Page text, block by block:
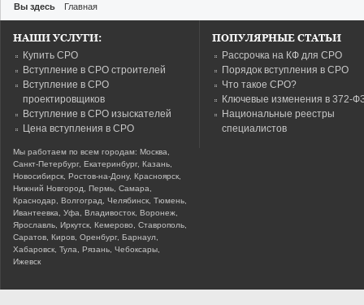
Вы здесь Главная
НАШИ УСЛУГИ:
Купить СРО
Вступление в СРО строителей
Вступление в СРО
проектировщиков
Вступление в СРО изыскателей
Цена вступления в СРО
Мы работаем по всем городам: Москва,
Санкт-Петербург, Екатеринбург, Казань,
Новосибирск, Ростов-на-Дону, Красноярск,
Нижний Новгород, Пермь, Самара,
Краснодар, Волгоград, Челябинск, Тюмень,
Ивантеевка, Уфа, Владивосток, Воронеж,
Ярославль, Иркутск, Кемерово, Ставрополь,
Саратов, Киров, Оренбург, Барнаул,
Хабаровск, Тула, Рязань, Чебоксары,
Ижевск
ПОПУЛЯРНЫЕ СТАТЬИ
Рассрочка на КФ для СРО
Порядок вступления в СРО
Что такое СРО?
Ключевые изменения в 372-
Национальные реестры
специалистов